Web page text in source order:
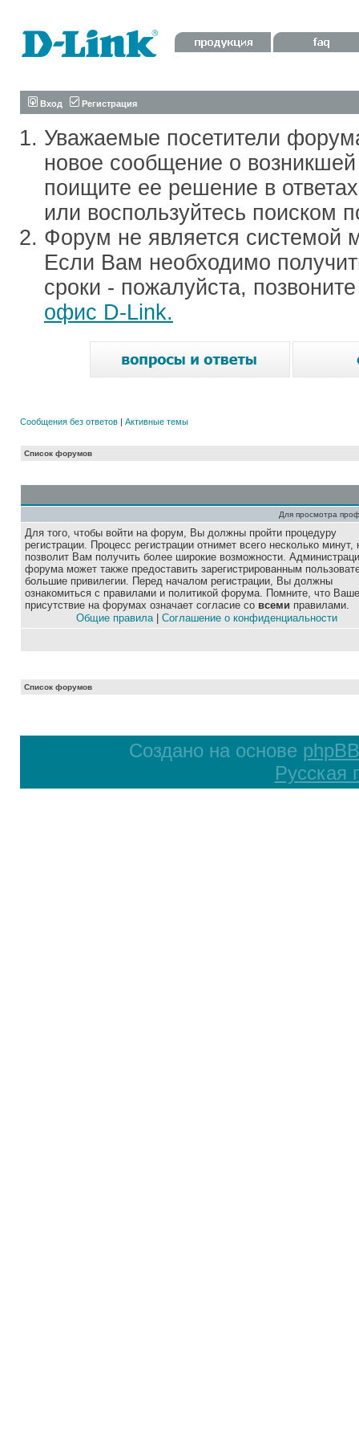
Вход Регистрация
Уважаемые посетители
новое сообщение о
поищите ее решение в
или воспользуйтесь поиском
Форум не является системой
Если Вам необходимо
сроки - пожалуйста,
офис D-Link.
Сообщения без ответов | Активные темы
Список форумов
Для просмотра
Для того, чтобы войти на форум, Вы должны пройти процедуру
регистрации. Процесс регистрации отнимет всего несколько минут,
позволит Вам получить более широкие возможности.
форума может также предоставить зарегистрированным
большие привилегии. Перед началом регистрации, Вы должны
ознакомиться с правилами и политикой форума. Помните, что Ваше
присутствие на форумах означает согласие со всеми правилами.
Общие правила| Соглашение о конфиденциальности
Список форумов
Создано на основе phpBB
Русская